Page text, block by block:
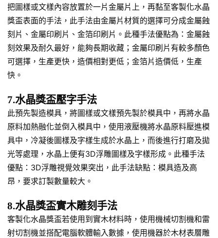
把圖樣或文樣內容放置於一片金屬片上，再黏至客製化水晶
獎盃表面的手法，此手法由金屬片材質的選擇可分成金屬蝕
刻片、金屬印刷片、金箔印刷片。此種手法優點為：金屬蝕
刻效果及耐久最好，能夠長期收藏；金屬印刷片有較多顏色
可選擇，生產更快，造價相對更低；金箔片造價低，生產
快。
7.水晶獎盃壓字手法
此預先製造模具，將圖樣或文樣預先製於模具中，再將水晶
原料加熱融化並倒入模具中，使用液壓機將水晶原料壓進模
具中，冷凝後圖樣及字樣生成於水晶上，而後進行打磨及拋
光等處理，水晶上便有3D浮雕圖樣及字樣形成。此種手法
優點：3D浮雕視覺效果突出，此手法缺點：模具造及高
昂，要求訂製數量較大。
8.水晶獎盃實木雕刻手法
客製化水晶獎盃若使用到實木材料時，使用機械切割機和雷
射切割機並搭配電腦軟體輸入數據，使用機器於木材表層雕